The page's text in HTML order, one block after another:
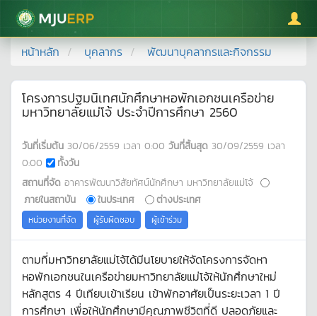
มหาวิทยาลัยแม่โจ้
หน้าหลัก บุคลากร พัฒนาบุคลากรและกิจกรรม
โครงการปฐมนิเทศนักศึกษาหอพักเอกชนเครือข่าย
มหาวิทยาลัยแม่โจ้ ประจำปีการศึกษา 2560
วันที่เริ่มต้น 30/06/2559 เวลา 0:00 วันที่สิ้นสุด 30/09/2559 เวลา
0:00
ทั้งวัน
สถานที่จัด อาคารพัฒนาวิสัยทัศน์นักศึกษา มหาวิทยาลัยแม่โจ้
ภายในสถาบัน
ในประเทศ ต่างประเทศ
หน่วยงานที่จัด ผู้รับผิดชอบ ผู้เข้าร่วม
ตามที่มหาวิทยาลัยแม่โจ้ได้มีนโยบายให้จัดโครงการจัดหา
หอพักเอกชนในเครือข่ายมหาวิทยาลัยแม่โจ้ให้นักศึกษาใหม่
หลักสูตร 4 ปีเทียบเข้าเรียน เข้าพักอาศัยเป็นระยะเวลา 1 ปี
การศึกษา เพื่อให้นักศึกษามีคุณภาพชีวิตที่ดี ปลอดภัยและ